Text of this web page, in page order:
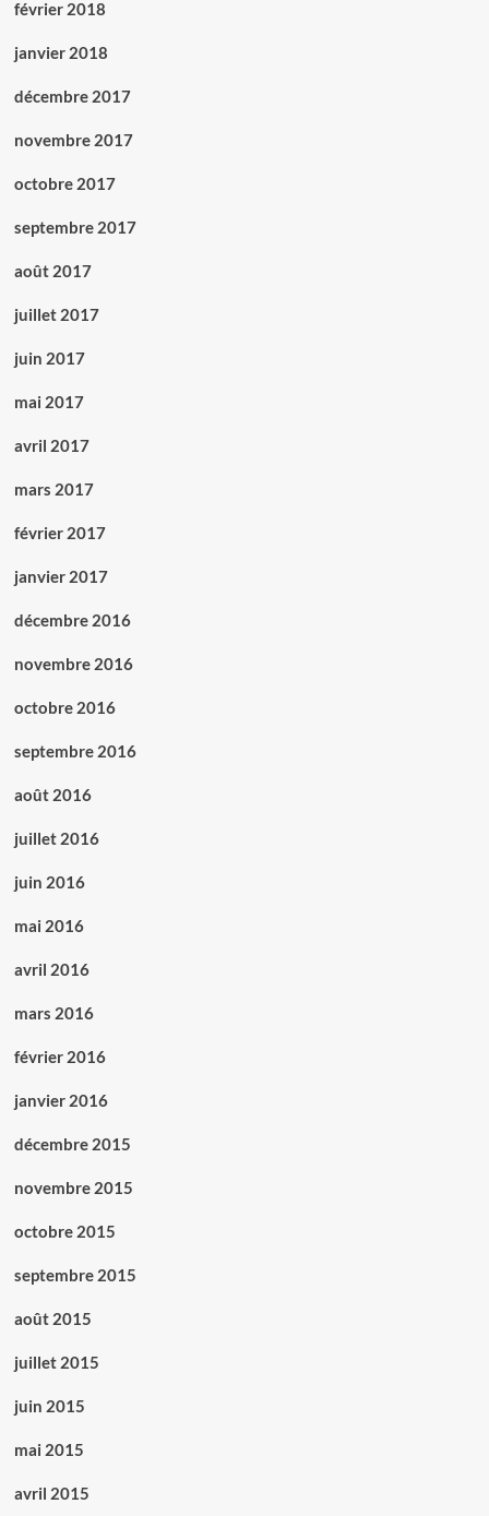
février 2018
janvier 2018
décembre 2017
novembre 2017
octobre 2017
septembre 2017
août 2017
juillet 2017
juin 2017
mai 2017
avril 2017
mars 2017
février 2017
janvier 2017
décembre 2016
novembre 2016
octobre 2016
septembre 2016
août 2016
juillet 2016
juin 2016
mai 2016
avril 2016
mars 2016
février 2016
janvier 2016
décembre 2015
novembre 2015
octobre 2015
septembre 2015
août 2015
juillet 2015
juin 2015
mai 2015
avril 2015